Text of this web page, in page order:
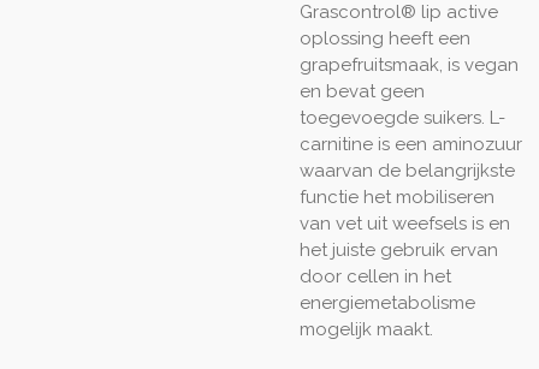
Grascontrol® lip active
oplossing heeft een
grapefruitsmaak, is vegan
en bevat geen
toegevoegde suikers. L-
carnitine is een aminozuur
waarvan de belangrijkste
functie het mobiliseren
van vet uit weefsels is en
het juiste gebruik ervan
door cellen in het
energiemetabolisme
mogelijk maakt.